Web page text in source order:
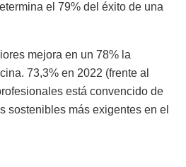
el 79% del éxito de una
mejora en un 78% la
73,3% en 2022 (frente al
está convencido de
sostenibles más exigentes en el